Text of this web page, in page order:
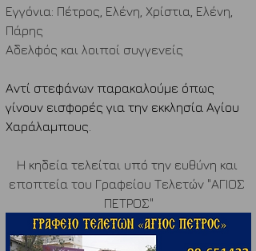
Εγγόνια: Πέτρος, Ελένη, Χρίστια, Ελένη,
Πάρης
Αδελφός και λοιποί συγγενείς
Αντί στεφάνων παρακαλούμε όπως
γίνουν εισφορές για την εκκλησία Αγίου
Χαράλαμπους.
Η κηδεία τελείται υπό την ευθύνη και
εποπτεία του Γραφείου Τελετών "ΑΓΙΟΣ
ΠΕΤΡΟΣ"